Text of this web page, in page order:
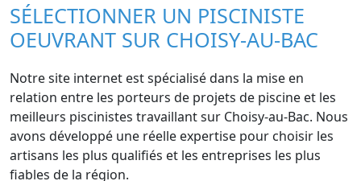
SÉLECTIONNER UN PISCINISTE
OEUVRANT SUR CHOISY-AU-BAC
Notre site internet est spécialisé dans la mise en
relation entre les porteurs de projets de piscine et les
meilleurs piscinistes travaillant sur Choisy-au-Bac. Nous
avons développé une réelle expertise pour choisir les
artisans les plus qualifiés et les entreprises les plus
fiables de la région.